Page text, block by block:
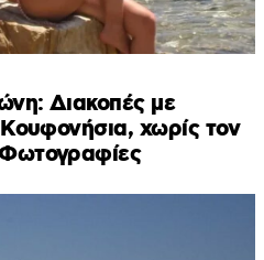
Διακοπές με
χωρίς τον